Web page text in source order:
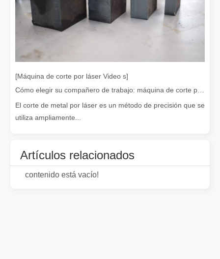
¡Nuestros socios internacionales viajaron miles de kilómetros para visitar nuestra fábrica y presenciar la magia de la tecnología de corte por láser!
¡Nuestros socios internacionales viajaron miles de millas para
[Máquina de corte por láser Video s]
El corte de metal por láser es un método de precisión que se
utiliza ampliamente...
Artículos relacionados
contenido está vacío!